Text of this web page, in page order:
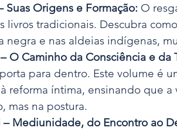
Suas Origens e Formação: O
livros tradicionais. Descubra
negra e nas aldeias indígenas,
O Caminho da Consciência e da
para dentro. Este volume é
reforma íntima, ensinando que
mas na postura.
– Mediunidade, do Encontro ao